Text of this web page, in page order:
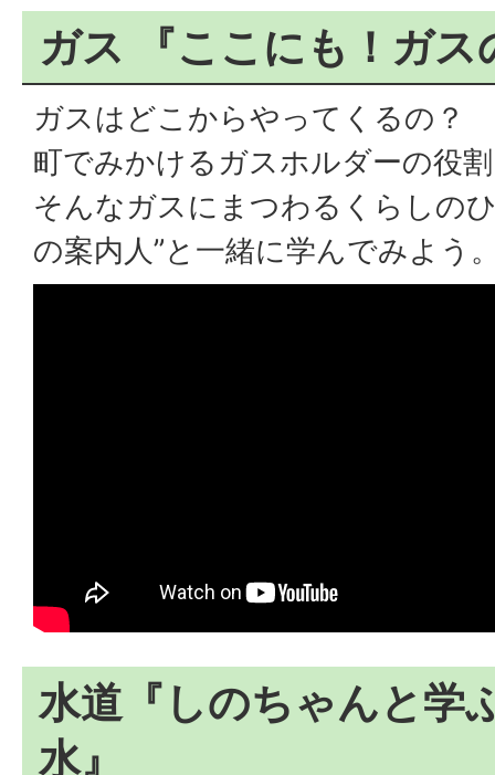
ガス 『ここにも！ガ
ガスはどこからやってくるの？
町でみかけるガスホルダーの役
そんなガスにまつわるくらしの
の案内人”と一緒に学んでみよう
水道『しのちゃんと学
水』